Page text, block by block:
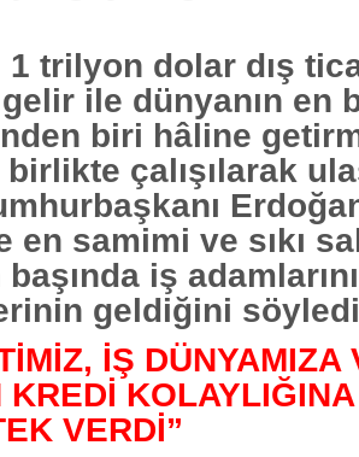
1 trilyon dolar dış
ile dünyanın en
biri hâline
çalışılarak
en samimi ve sıkı
iş
geldiğini
İŞ DÜNYAMIZA
KREDİ
VERDİ”